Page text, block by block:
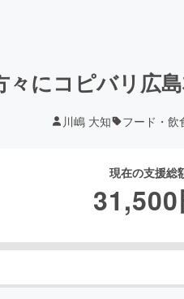
にコピバリ広
川嶋 大知 フード・飲
現在の支援総
31,500